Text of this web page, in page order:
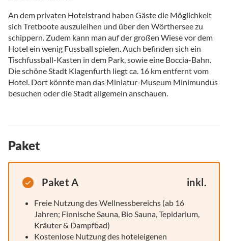
An dem privaten Hotelstrand haben Gäste die Möglichkeit
sich Tretboote auszuleihen und über den Wörthersee zu
schippern. Zudem kann man auf der großen Wiese vor dem
Hotel ein wenig Fussball spielen. Auch befinden sich ein
Tischfussball-Kasten in dem Park, sowie eine Boccia-Bahn.
Die schöne Stadt Klagenfurth liegt ca. 16 km entfernt vom
Hotel. Dort könnte man das Miniatur-Museum Minimundus
besuchen oder die Stadt allgemein anschauen.
Paket
Paket A inkl.
Freie Nutzung des Wellnessbereichs (ab 16
Jahren; Finnische Sauna, Bio Sauna, Tepidarium,
Kräuter & Dampfbad)
Kostenlose Nutzung des hoteleigenen